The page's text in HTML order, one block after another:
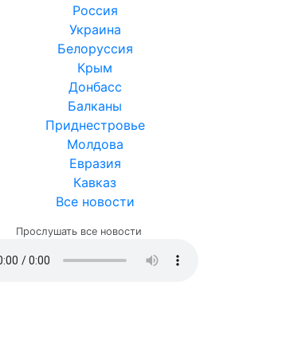
Россия
Украина
Белоруссия
Крым
Донбасс
Балканы
Приднестровье
Молдова
Евразия
Кавказ
Все новости
Прослушать все новости